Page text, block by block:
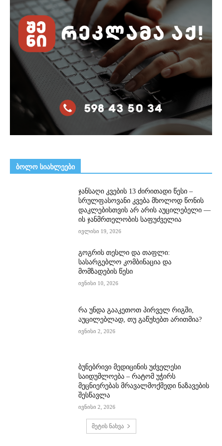
ᲑᲝᲚᲝ ᲡᲘᲐᲮᲚᲔᲔᲑᲘ
ჯანსაღი კვების 13 ძირითადი წესი –
სრულფასოვანი კვება მხოლოდ წონის
დაკლებისთვის არ არის აუცილებელი —
ის ჯანმრთელობის საფუძველია
ივლისი 19, 2026
გოგრის თესლი და თაფლი:
სასარგებლო კომბინაცია და
მომზადების წესი
ივნისი 10, 2026
რა უნდა გააკეთოთ პირველ რიგში,
აუცილებლად, თუ გაწუხებთ არითმია?
ივნისი 2, 2026
ბუნებრივი მედიცინის უძველესი
საიდუმლოება – რატომ უჭირს
მეცნიერებას მრავალმოქმედი ნაზავების
შესწავლა
ივნისი 2, 2026
მეტის ნახვა